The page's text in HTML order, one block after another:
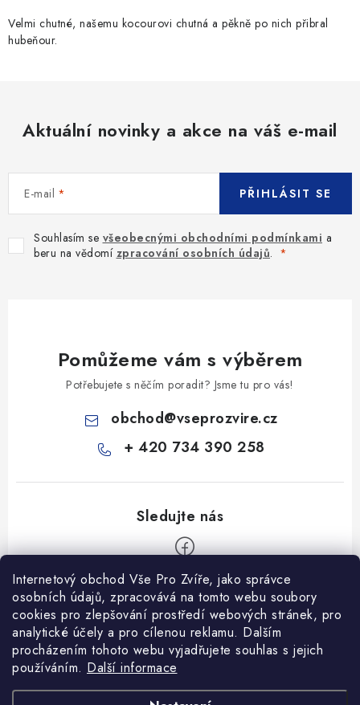
Internetový obchod Vše Pro Zvíře, jako správce
osobních údajů, zpracovává na tomto webu soubory
cookies pro zlepšování prostředí webových stránek, pro
analytické účely a pro cílenou reklamu. Dalším
procházením tohoto webu vyjadřujete souhlas s jejich
používáním. Další informace
Velmi chutné, našemu kocourovi chutná a pěkně po nich přibral
hubeňour.
Aktuální novinky a akce na váš e-mail
E-mail
Souhlasím se všeobecnými obchodními podmínkami a
beru na vědomí zpracování osobních údajů.
PŘIHLÁSIT SE
Pomůžeme vám s výběrem
Potřebujete s něčím poradit? Jsme tu pro vás!
obchod@vseprozvire.cz
+ 420 734 390 258
Informace pro Vás
Ceník dopravy
Kontakty